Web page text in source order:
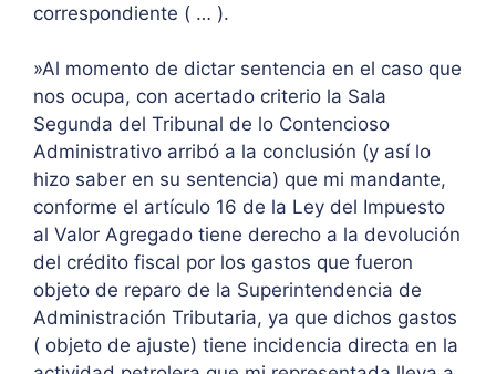
correspondiente ( … ).
»Al momento de dictar sentencia en el caso que
nos ocupa, con acertado criterio la Sala
Segunda del Tribunal de lo Contencioso
Administrativo arribó a la conclusión (y así lo
hizo saber en su sentencia) que mi mandante,
conforme el artículo 16 de la Ley del Impuesto
al Valor Agregado tiene derecho a la devolución
del crédito fiscal por los gastos que fueron
objeto de reparo de la Superintendencia de
Administración Tributaria, ya que dichos gastos
( objeto de ajuste) tiene incidencia directa en la